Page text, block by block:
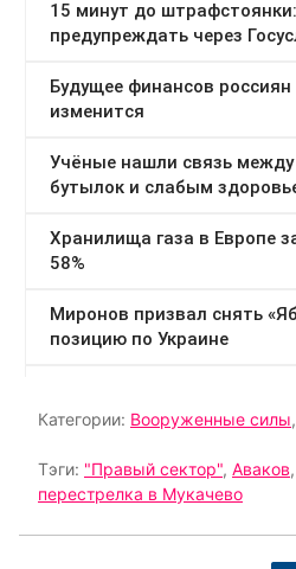
Категории: Вооруженные силы,
Тэги: "Правый сектор", Аваков,
перестрелка в Мукачево